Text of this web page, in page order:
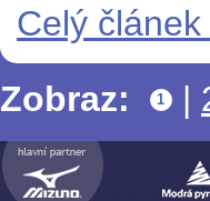
Celý článek
Zobraz:
1 |